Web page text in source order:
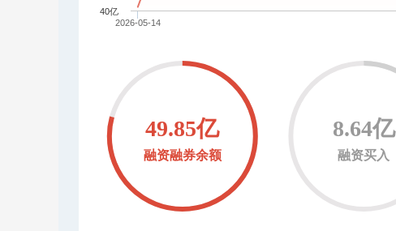
2026-05-14
40亿
49.85亿
融资融券余额
8.64亿
融资买入